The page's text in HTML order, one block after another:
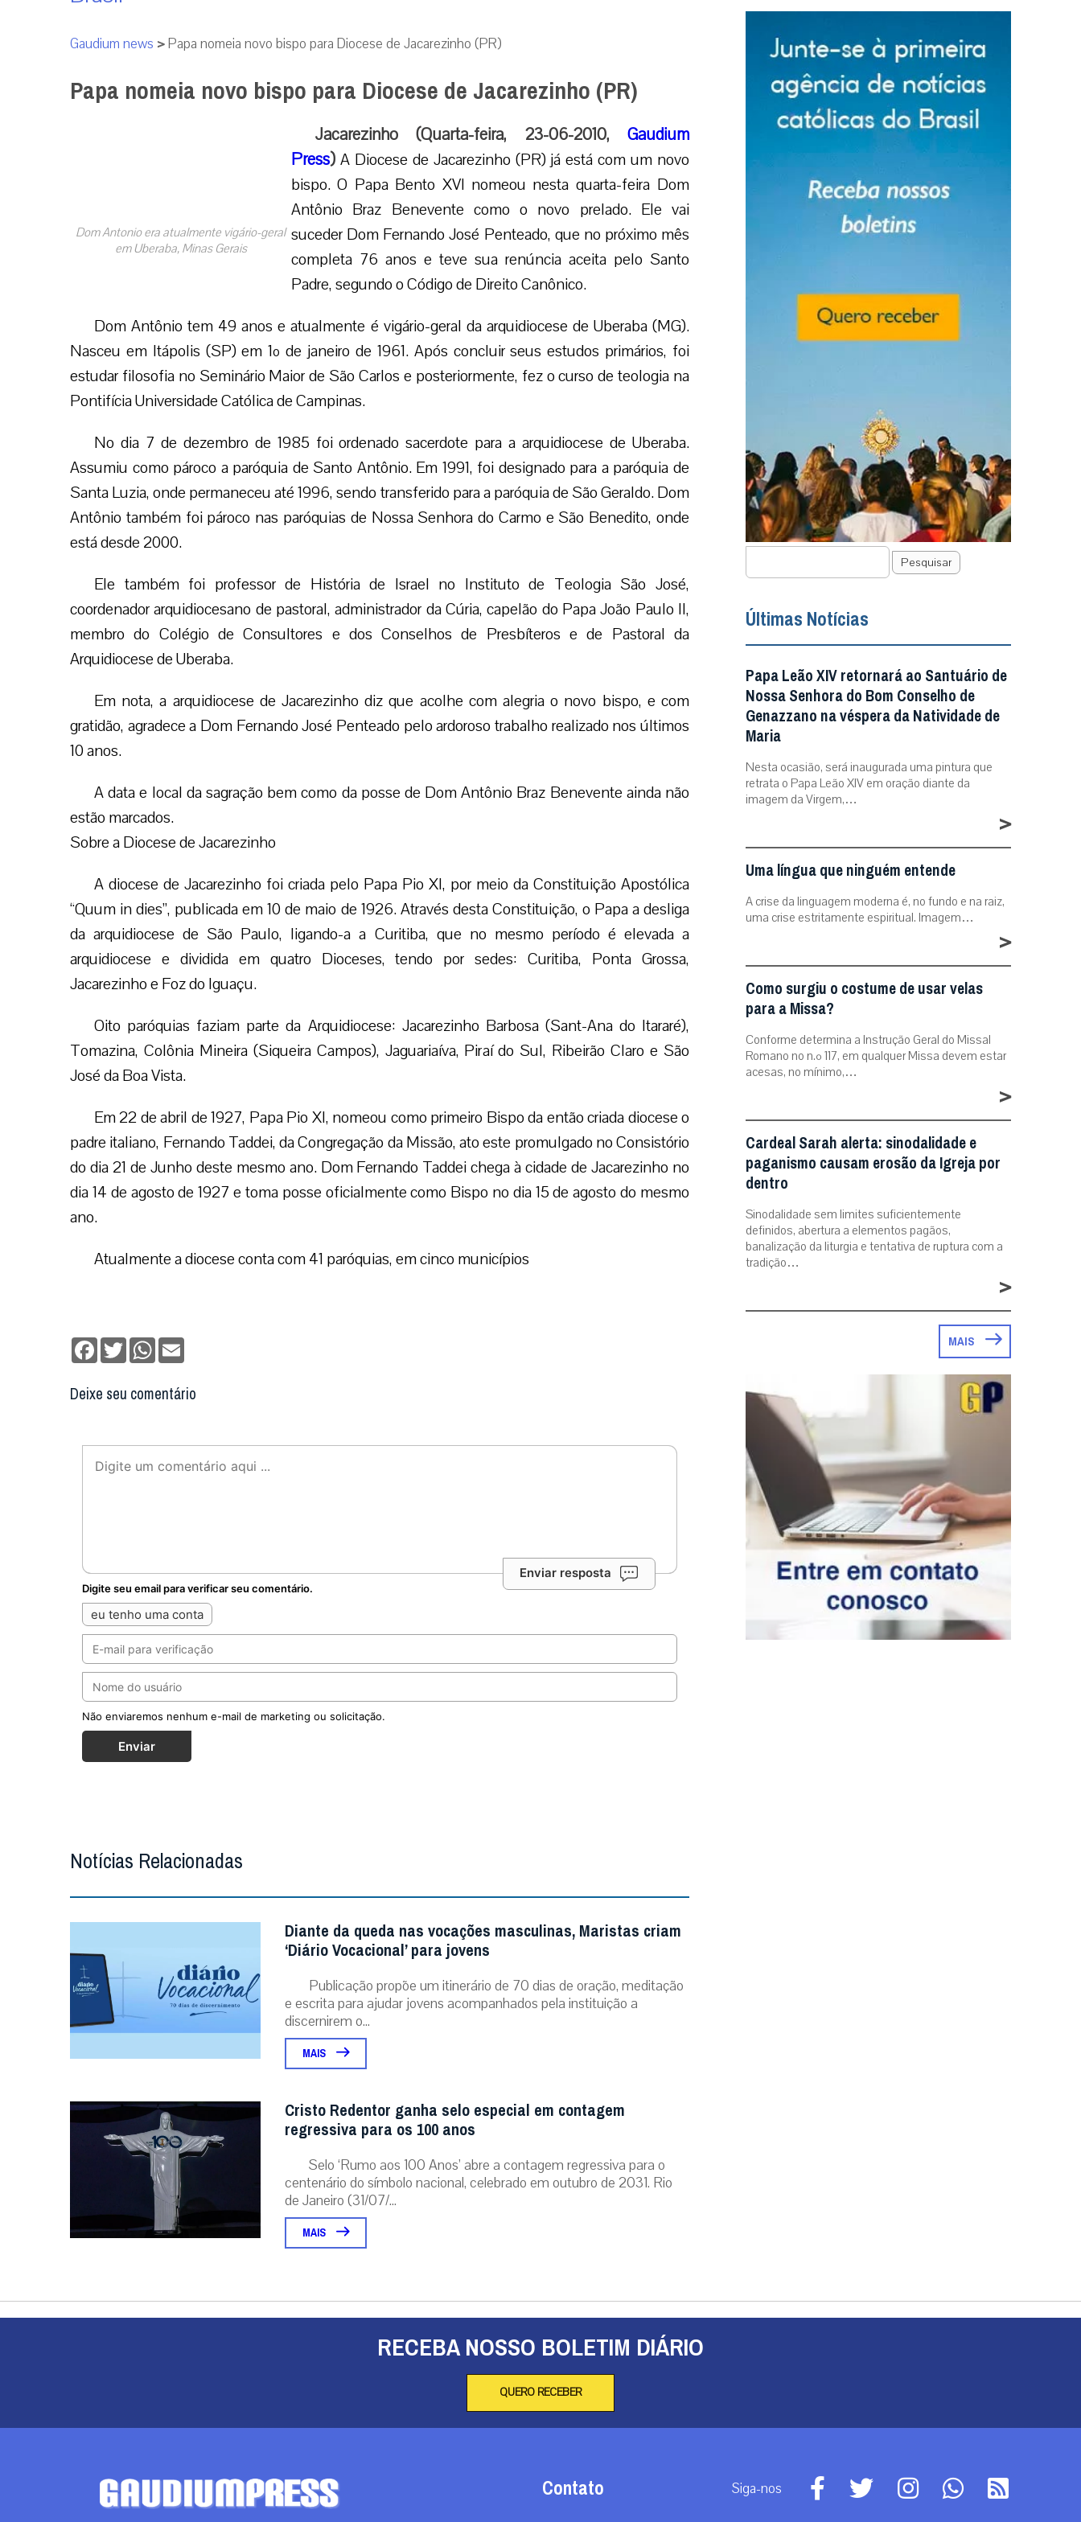
Gaudium news >Papa nomeia novo bispo para Diocese de Jacarezinho (PR)
Papa nomeia novo bispo para Diocese de Jacarezinho (PR)
Dom Antonio era atualmente vigário-geral
em Uberaba, Minas Gerais
Jacarezinho (Quarta-feira, 23-06-2010, Gaudium
Press) A Diocese de Jacarezinho (PR) já está com um novo
bispo. O Papa Bento XVI nomeou nesta quarta-feira Dom
Antônio Braz Benevente como o novo prelado. Ele vai
suceder Dom Fernando José Penteado, que no próximo mês
completa 76 anos e teve sua renúncia aceita pelo Santo
Padre, segundo o Código de Direito Canônico.
Dom Antônio tem 49 anos e atualmente é vigário-geral da arquidiocese de Uberaba (MG).
Nasceu em Itápolis (SP) em 1º de janeiro de 1961. Após concluir seus estudos primários, foi
estudar filosofia no Seminário Maior de São Carlos e posteriormente, fez o curso de teologia na
Pontifícia Universidade Católica de Campinas.
No dia 7 de dezembro de 1985 foi ordenado sacerdote para a arquidiocese de Uberaba.
Assumiu como pároco a paróquia de Santo Antônio. Em 1991, foi designado para a paróquia de
Santa Luzia, onde permaneceu até 1996, sendo transferido para a paróquia de São Geraldo. Dom
Antônio também foi pároco nas paróquias de Nossa Senhora do Carmo e São Benedito, onde
está desde 2000.
Ele também foi professor de História de Israel no Instituto de Teologia São José,
coordenador arquidiocesano de pastoral, administrador da Cúria, capelão do Papa João Paulo II,
membro do Colégio de Consultores e dos Conselhos de Presbíteros e de Pastoral da
Arquidiocese de Uberaba.
Em nota, a arquidiocese de Jacarezinho diz que acolhe com alegria o novo bispo, e com
gratidão, agradece a Dom Fernando José Penteado pelo ardoroso trabalho realizado nos últimos
10 anos.
A data e local da sagração bem como da posse de Dom Antônio Braz Benevente ainda não
estão marcados.
Sobre a Diocese de Jacarezinho
A diocese de Jacarezinho foi criada pelo Papa Pio XI, por meio da Constituição Apostólica
“Quum in dies”, publicada em 10 de maio de 1926. Através desta Constituição, o Papa a desliga
da arquidiocese de São Paulo, ligando-a a Curitiba, que no mesmo período é elevada a
arquidiocese e dividida em quatro Dioceses, tendo por sedes: Curitiba, Ponta Grossa,
Jacarezinho e Foz do Iguaçu.
Oito paróquias faziam parte da Arquidiocese: Jacarezinho Barbosa (Sant-Ana do Itararé),
Tomazina, Colônia Mineira (Siqueira Campos), Jaguariaíva, Piraí do Sul, Ribeirão Claro e São
José da Boa Vista.
Em 22 de abril de 1927, Papa Pio XI, nomeou como primeiro Bispo da então criada diocese o
padre italiano, Fernando Taddei, da Congregação da Missão, ato este promulgado no Consistório
do dia 21 de Junho deste mesmo ano. Dom Fernando Taddei chega à cidade de Jacarezinho no
dia 14 de agosto de 1927 e toma posse oficialmente como Bispo no dia 15 de agosto do mesmo
ano.
Atualmente a diocese conta com 41 paróquias, em cinco municípios
Facebook
TwitterWhatsApp
Deixe seu comentário
Enviar resposta
Digite seu email para verificar seu comentário.
eu tenho uma conta
Não enviaremos nenhum e-mail de marketing ou solicitação.
Enviar
Notícias Relacionadas
Diante da queda nas vocações masculinas, Maristas criam
‘Diário Vocacional’ para jovens
Publicação propõe um itinerário de 70 dias de oração, meditação
e escrita para ajudar jovens acompanhados pela instituição a
discernirem o...
MAIS
Cristo Redentor ganha selo especial em contagem
regressiva para os 100 anos
Selo ‘Rumo aos 100 Anos’ abre a contagem regressiva para o
centenário do símbolo nacional, celebrado em outubro de 2031. Rio
de Janeiro (31/07/...
MAIS
Pesquisar
Últimas Notícias
Papa Leão XIV retornará ao Santuário de
Nossa Senhora do Bom Conselho de
Genazzano na véspera da Natividade de
Maria
Nesta ocasião, será inaugurada uma pintura que
retrata o Papa Leão XIV em oração diante da
imagem da Virgem,…
>
Uma língua que ninguém entende
A crise da linguagem moderna é, no fundo e na raiz,
uma crise estritamente espiritual. Imagem…
>
Como surgiu o costume de usar velas
para a Missa?
Conforme determina a Instrução Geral do Missal
Romano no n.º 117, em qualquer Missa devem estar
acesas, no mínimo,…
>
Cardeal Sarah alerta: sinodalidade e
paganismo causam erosão da Igreja por
dentro
Sinodalidade sem limites suficientemente
definidos, abertura a elementos pagãos,
banalização da liturgia e tentativa de ruptura com a
tradição…
>
MAIS
RECEBA NOSSO BOLETIM DIÁRIO
QUERO RECEBER
Contato Siga-nos